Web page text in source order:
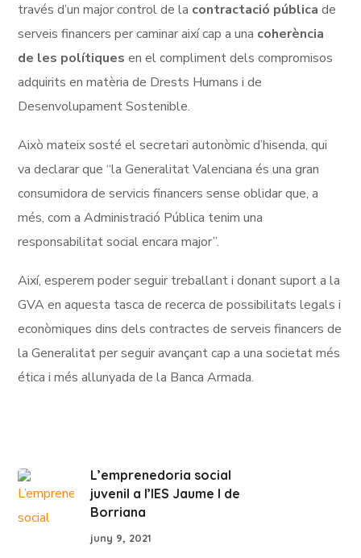
través d’un major control de la contractació públicade
serveis financers per caminar així cap a una coherència
de les polítiquesen el compliment dels compromisos
adquirits en matèria de Drests Humans i de
Desenvolupament Sostenible.
Això mateix sosté el secretari autonòmic d’hisenda, qui
va declarar que “la Generalitat Valenciana és una gran
consumidora de servicis financers sense oblidar que, a
més, com a Administració Pública tenim una
responsabilitat social encara major”.
Així, esperem poder seguir treballant i donant suport a la
GVA en aquesta tasca de recerca de possibilitats legals i
econòmiques dins dels contractes de serveis financers de
la Generalitat per seguir avançant cap a una societat més
ética i més allunyada de la Banca Armada.
L’emprenedoria social
juvenil a l’IES Jaume I de
Borriana
juny 9, 2021